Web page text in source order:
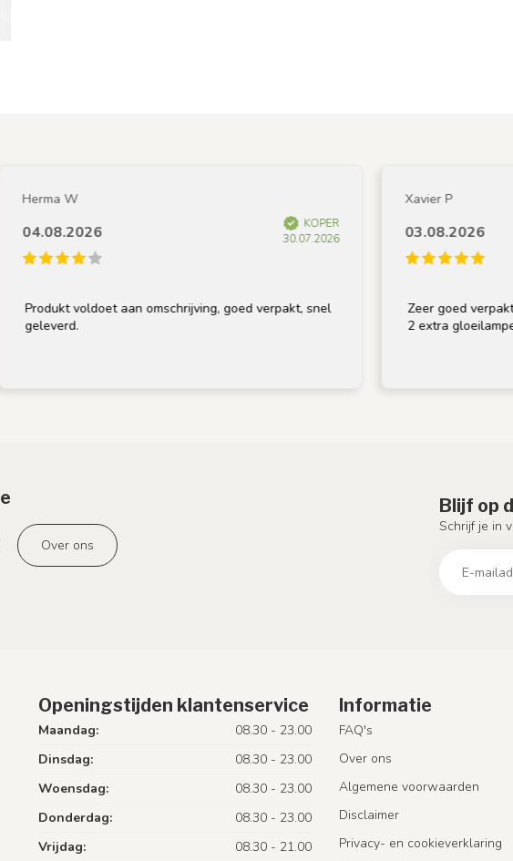
Herma W
04.08.2026
KOPER
30.07.2026
Produkt voldoet aan omschrijving, goed verpakt, snel
geleverd.
Xavier P
03.08.2026
Zeer goed verpakt
2 extra gloeilampen
Over ons
Blijf op
Schrijf je in
Openingstijden klantenservice
Maandag:
08.30 - 23.00
Dinsdag:
08.30 - 23.00
Woensdag:
08.30 - 23.00
Donderdag:
08.30 - 23.00
Vrijdag:
08.30 - 21.00
Informatie
FAQ's
Over ons
Algemene voorwaarden
Disclaimer
Privacy- en cookieverklaring